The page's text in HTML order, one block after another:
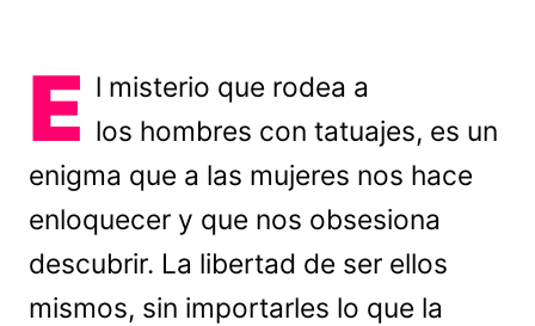
E l misterio que rodea a
los hombres con tatuajes, es un
enigma que a las mujeres nos hace
enloquecer y que nos obsesiona
descubrir. La libertad de ser ellos
mismos, sin importarles lo que la